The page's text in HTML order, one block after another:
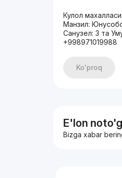
Кулол
Манзил:
Санузел: 3 та
+998971019988
Ko'proq
E'lon
Bizga xabar